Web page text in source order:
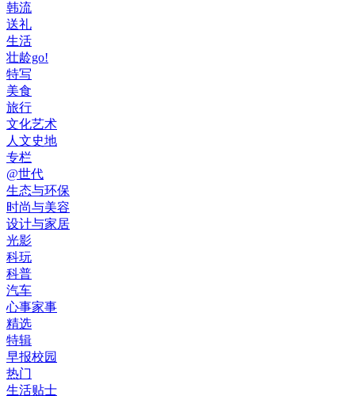
韩流
送礼
生活
壮龄go!
特写
美食
旅行
文化艺术
人文史地
专栏
@世代
生态与环保
时尚与美容
设计与家居
光影
科玩
科普
汽车
心事家事
精选
特辑
早报校园
热门
生活贴士